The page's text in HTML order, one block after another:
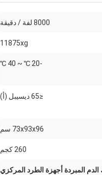
8000 لفة / دقيقة
11875xg
-20 ℃ ~ 40 ℃
≤65 ديسيبل (أ)
73x93x96 سم
260 كجم
الدم المبردة أجهزة الطرد المركزي